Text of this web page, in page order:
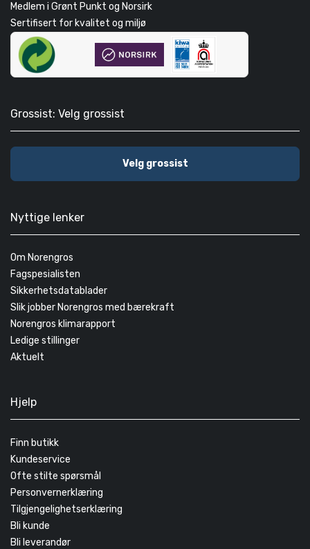
Medlem i Grønt Punkt og Norsirk
Sertifisert for kvalitet og miljø
Grossist: Velg grossist
Velg grossist
Nyttige lenker
Om Norengros
Fagspesialisten
Sikkerhetsdatablader
Slik jobber Norengros med bærekraft
Norengros klimarapport
Ledige stillinger
Aktuelt
Hjelp
Finn butikk
Kundeservice
Ofte stilte spørsmål
Personvernerklæring
Tilgjengelighetserklæring
Bli kunde
Bli leverandør